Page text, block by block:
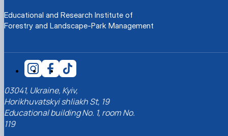
Educational and Research Institute of
Forestry and Landscape-Park Management
03041, Ukraine, Kyiv,
Horikhuvatskyi shliakh St, 19
Educational building No. 1, room No.
119